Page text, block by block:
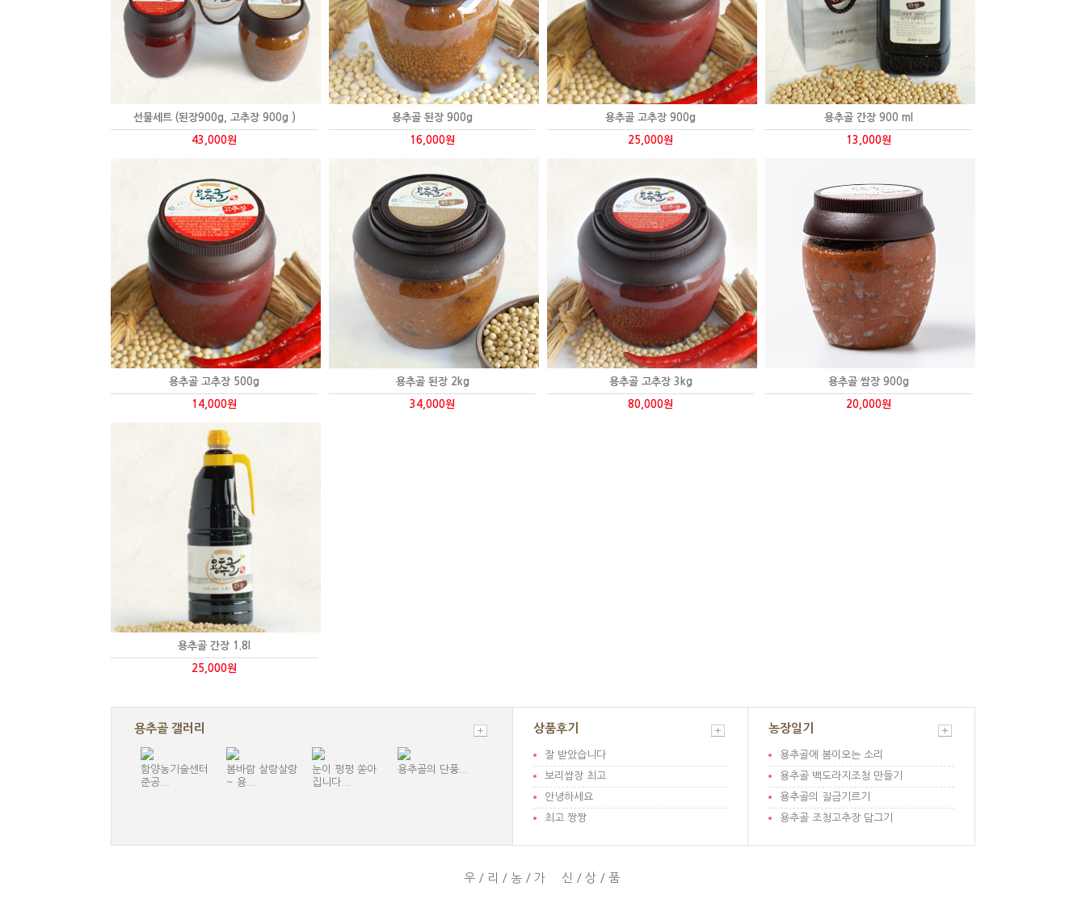
선물세트 (된장900g, 고추장 900g )
43,000원
용추골 된장 900g
16,000원
용추골 고추장 900g
25,000원
용추골 간장 900 ml
13,000원
용추골 고추장 500g
14,000원
용추골 된장 2kg
34,000원
용추골 고추장 3kg
80,000원
용추골 쌈장 900g
20,000원
용추골 간장 1.8l
25,000원
용추골 갤러리
함양농기술센터
준공...
봄바람 살랑살랑
~ 용...
눈이 펑펑 쏟아
집니다...
용추골의 단풍...
상품후기
잘 받았습니다
보리쌈장 최고
안녕하세요
최고 짱짱
농장일기
용추골에 봄이오는 소리
용추골 백도라지조청 만들기
용추골의 질금기르기
용추골 조청고추장 담그기
우/리/농/가 신/상/품